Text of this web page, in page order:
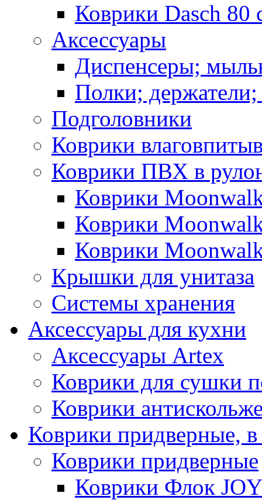
Коврики Dasch 80
Аксессуары
Диспенсеры;
Полки;
Подголовники
Коврики
Коврики ПВХ в
Коврики
Коврики
Коврики
Крышки для унитаза
Системы хранения
Аксессуары для кухни
Аксессуары Artex
Коврики для сушки
Коврики
Коврики придверные,
Коврики придверные
Коврики Флок